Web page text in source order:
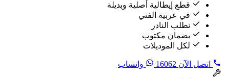
قطع إيطالية أصلية وبديلة
في عربية الفني
نطلب النادر
بضمان مكتوب
لكل الموديلات
اتصل الآن 16062 واتساب